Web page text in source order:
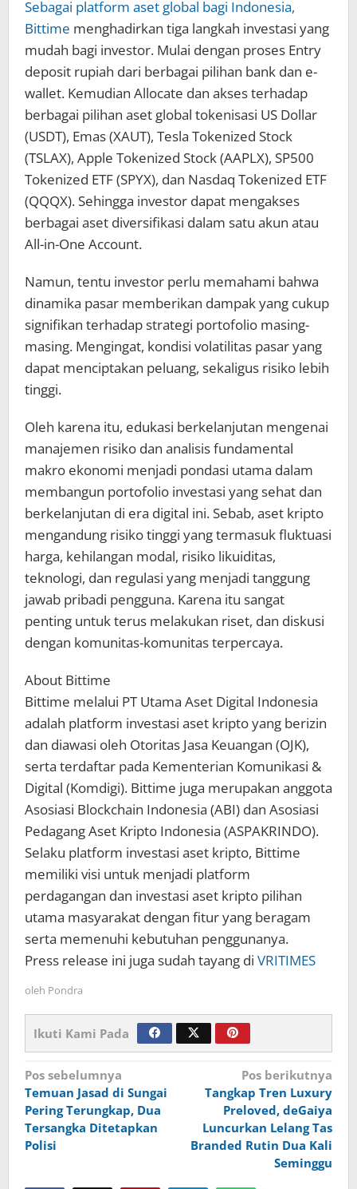
Sebagai platform aset global bagi Indonesia,
Bittime menghadirkan tiga langkah investasi yang
mudah bagi investor. Mulai dengan proses Entry
deposit rupiah dari berbagai pilihan bank dan e-
wallet. Kemudian Allocate dan akses terhadap
berbagai pilihan aset global tokenisasi US Dollar
(USDT), Emas (XAUT), Tesla Tokenized Stock
(TSLAX), Apple Tokenized Stock (AAPLX), SP500
Tokenized ETF (SPYX), dan Nasdaq Tokenized ETF
(QQQX). Sehingga investor dapat mengakses
berbagai aset diversifikasi dalam satu akun atau
All-in-One Account.
Namun, tentu investor perlu memahami bahwa
dinamika pasar memberikan dampak yang cukup
signifikan terhadap strategi portofolio masing-
masing. Mengingat, kondisi volatilitas pasar yang
dapat menciptakan peluang, sekaligus risiko lebih
tinggi.
Oleh karena itu, edukasi berkelanjutan mengenai
manajemen risiko dan analisis fundamental
makro ekonomi menjadi pondasi utama dalam
membangun portofolio investasi yang sehat dan
berkelanjutan di era digital ini. Sebab, aset kripto
mengandung risiko tinggi yang termasuk fluktuasi
harga, kehilangan modal, risiko likuiditas,
teknologi, dan regulasi yang menjadi tanggung
jawab pribadi pengguna. Karena itu sangat
penting untuk terus melakukan riset, dan diskusi
dengan komunitas-komunitas terpercaya.
About Bittime
Bittime melalui PT Utama Aset Digital Indonesia
adalah platform investasi aset kripto yang berizin
dan diawasi oleh Otoritas Jasa Keuangan (OJK),
serta terdaftar pada Kementerian Komunikasi &
Digital (Komdigi). Bittime juga merupakan anggota
Asosiasi Blockchain Indonesia (ABI) dan Asosiasi
Pedagang Aset Kripto Indonesia (ASPAKRINDO).
Selaku platform investasi aset kripto, Bittime
memiliki visi untuk menjadi platform
perdagangan dan investasi aset kripto pilihan
utama masyarakat dengan fitur yang beragam
serta memenuhi kebutuhan penggunanya.
Press release ini juga sudah tayang di VRITIMES
oleh Pondra
Ikuti Kami Pada
Navigasi
pos
Pos sebelumnya
Temuan Jasad di Sungai
Pering Terungkap, Dua
Tersangka Ditetapkan
Polisi
Pos berikutnya
Tangkap Tren Luxury
Preloved, deGaiya
Luncurkan Lelang Tas
Branded Rutin Dua Kali
Seminggu